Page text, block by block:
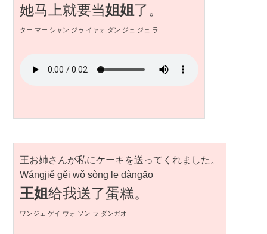
她马上就要当姐姐 了。
ター マー シャン ジゥ イャォ ダン ジェ ジェ ラ
王お姉さんが私にケーキを送ってくれました。
Wángjiě gěi wǒ sòng le dàngāo
王姐给我送了蛋糕。
ワンジェ ゲイ ウォ ソン ラ ダンガオ